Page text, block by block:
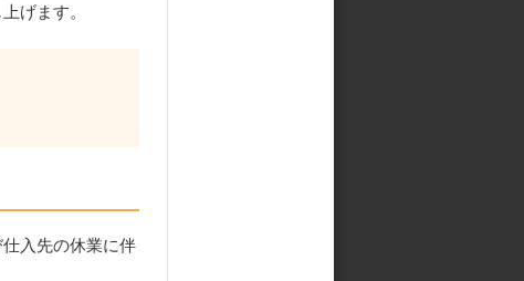
げます。
入先の休業に伴